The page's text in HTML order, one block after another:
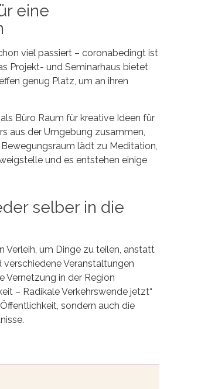
eine
viel passiert – coronabedingt ist
Projekt- und Seminarhaus bietet
genug Platz, um an ihren
Büro Raum für kreative Ideen für
aus der Umgebung zusammen,
lädt zu Meditation,
und es entstehen einige
selber in die
Verleih, um Dinge zu teilen, anstatt
Veranstaltungen
Vernetzung in der Region
– Radikale Verkehrswende jetzt“
sondern auch die